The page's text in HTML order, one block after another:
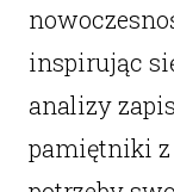
inspirując
analizy
pamiętniki z